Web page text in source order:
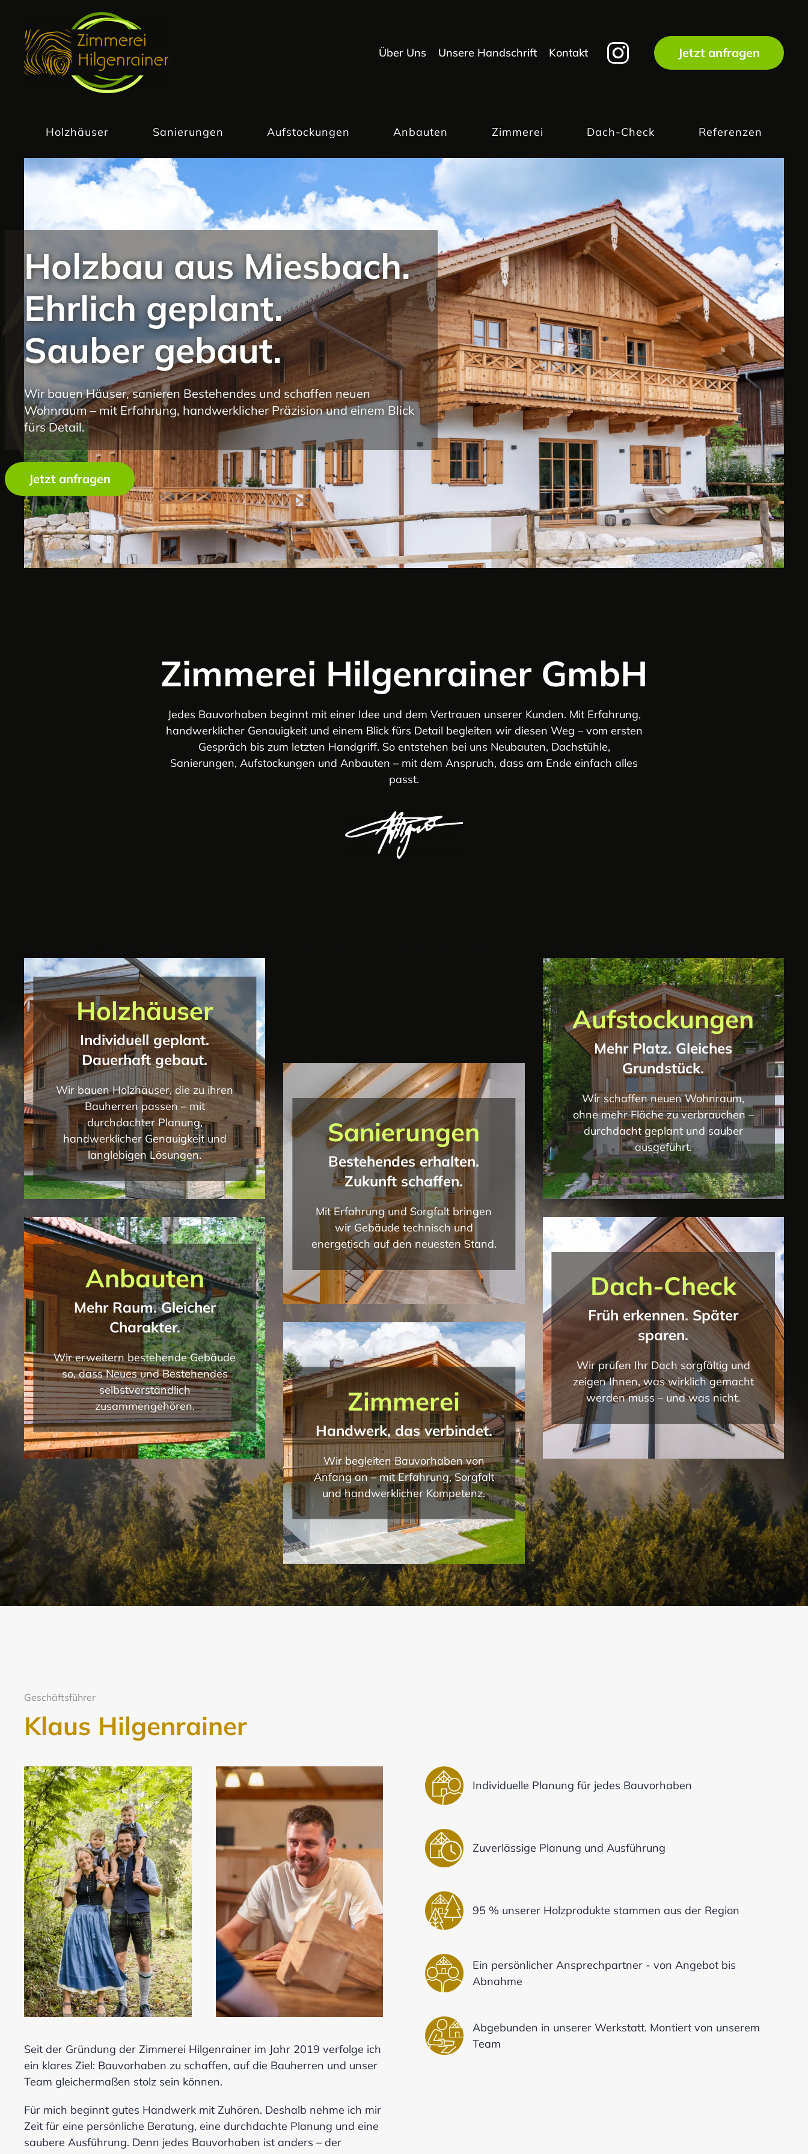
Zum Hauptinhalt springen
Über Uns Unsere Handschrift Kontakt Jetzt anfragen
Holzhäuser Sanierungen Aufstockungen Anbauten Zimmerei Dach-Check Referenzen
Holzbau aus Miesbach.
Ehrlich geplant.
Sauber gebaut.
Wir bauen Häuser, sanieren Bestehendes und schaffen neuen
Wohnraum – mit Erfahrung, handwerklicher Präzision und einem Blick
fürs Detail.
Jetzt anfragen
Zimmerei Hilgenrainer GmbH
Jedes Bauvorhaben beginnt mit einer Idee und dem Vertrauen unserer Kunden. Mit Erfahrung,
handwerklicher Genauigkeit und einem Blick fürs Detail begleiten wir diesen Weg – vom ersten
Gespräch bis zum letzten Handgriff. So entstehen bei uns Neubauten, Dachstühle,
Sanierungen, Aufstockungen und Anbauten – mit dem Anspruch, dass am Ende einfach alles
passt.
Holzhäuser
Individuell geplant.
Dauerhaft gebaut.
Wir bauen Holzhäuser, die zu ihren
Bauherren passen – mit
durchdachter Planung,
handwerklicher Genauigkeit und
langlebigen Lösungen.
Sanierungen
Bestehendes erhalten.
Zukunft schaffen.
Mit Erfahrung und Sorgfalt bringen
wir Gebäude technisch und
energetisch auf den neuesten Stand.
Aufstockungen
Mehr Platz. Gleiches
Grundstück.
Wir schaffen neuen Wohnraum,
ohne mehr Fläche zu verbrauchen –
durchdacht geplant und sauber
ausgeführt.
Anbauten
Mehr Raum. Gleicher
Charakter.
Wir erweitern bestehende Gebäude
so, dass Neues und Bestehendes
selbstverständlich
zusammengehören.
Zimmerei
Handwerk, das verbindet.
Wir begleiten Bauvorhaben von
Anfang an – mit Erfahrung, Sorgfalt
und handwerklicher Kompetenz.
Dach-Check
Früh erkennen. Später
sparen.
Wir prüfen Ihr Dach sorgfältig und
zeigen Ihnen, was wirklich gemacht
werden muss – und was nicht.
Geschäftsführer
Klaus Hilgenrainer
Seit der Gründung der Zimmerei Hilgenrainer im Jahr 2019 verfolge ich
ein klares Ziel: Bauvorhaben zu schaffen, auf die Bauherren und unser
Team gleichermaßen stolz sein können.
Für mich beginnt gutes Handwerk mit Zuhören. Deshalb nehme ich mir
Zeit für eine persönliche Beratung, eine durchdachte Planung und eine
saubere Ausführung. Denn jedes Bauvorhaben ist anders – der
Individuelle Planung für jedes Bauvorhaben
Zuverlässige Planung und Ausführung
95 % unserer Holzprodukte stammen aus der Region
Ein persönlicher Ansprechpartner - von Angebot bis
Abnahme
Abgebunden in unserer Werkstatt. Montiert von unserem
Team